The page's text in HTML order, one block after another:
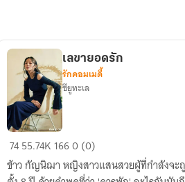
เลขา
ยอด
รัก
เลขายอดรัก
รักคอมเมดี้
ซียูทะเล
7455.74K 1660 (0)
ข้าว กัญนิฌา หญิงสาวแสนสวยผู้ที่กำลังจะ